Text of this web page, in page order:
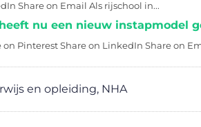
Share on Email Als rijschool in...
nu een nieuw instapmodel
on Pinterest Share on LinkedIn Share on
en opleiding, NHA